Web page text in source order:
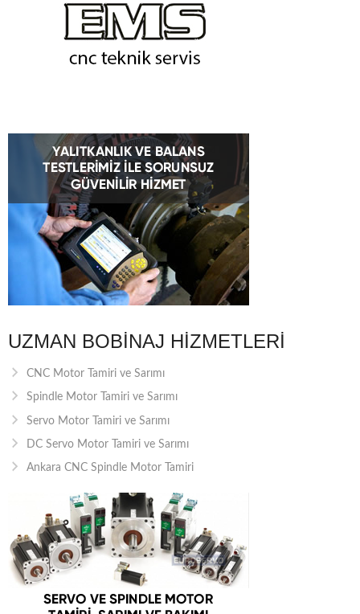
UZMAN BOBINAJ HIZMETLERI
CNC Motor Tamiri ve Sarımı
Spindle Motor Tamiri ve Sarımı
Servo Motor Tamiri ve Sarımı
DC Servo Motor Tamiri ve Sarımı
Ankara CNC Spindle Motor Tamiri